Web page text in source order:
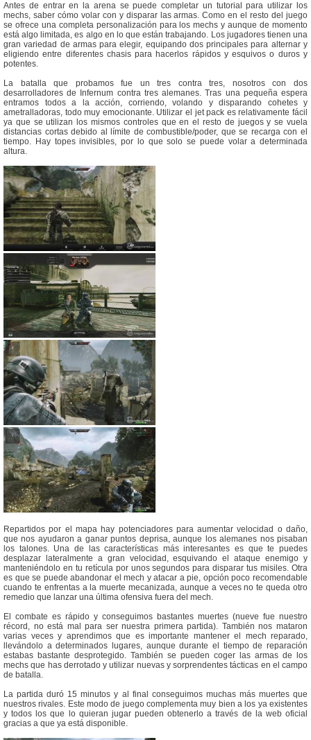
Antes de entrar en la arena se puede completar un tutorial para utilizar los
mechs, saber cómo volar con y disparar las armas. Como en el resto del juego
se ofrece una completa personalización para los mechs y aunque de momento
está algo limitada, es algo en lo que están trabajando. Los jugadores tienen una
gran variedad de armas para elegir, equipando dos principales para alternar y
eligiendo entre diferentes chasis para hacerlos rápidos y esquivos o duros y
potentes.
La batalla que probamos fue un tres contra tres, nosotros con dos
desarrolladores de Infernum contra tres alemanes. Tras una pequeña espera
entramos todos a la acción, corriendo, volando y disparando cohetes y
ametralladoras, todo muy emocionante. Utilizar el jet pack es relativamente fácil
ya que se utilizan los mismos controles que en el resto de juegos y se vuela
distancias cortas debido al límite de combustible/poder, que se recarga con el
tiempo. Hay topes invisibles, por lo que solo se puede volar a determinada
altura.
Repartidos por el mapa hay potenciadores para aumentar velocidad o daño,
que nos ayudaron a ganar puntos deprisa, aunque los alemanes nos pisaban
los talones. Una de las características más interesantes es que te puedes
desplazar lateralmente a gran velocidad, esquivando el ataque enemigo y
manteniéndolo en tu retícula por unos segundos para disparar tus misiles. Otra
es que se puede abandonar el mech y atacar a pie, opción poco recomendable
cuando te enfrentas a la muerte mecanizada, aunque a veces no te queda otro
remedio que lanzar una última ofensiva fuera del mech.
El combate es rápido y conseguimos bastantes muertes (nueve fue nuestro
récord, no está mal para ser nuestra primera partida). También nos mataron
varias veces y aprendimos que es importante mantener el mech reparado,
llevándolo a determinados lugares, aunque durante el tiempo de reparación
estabas bastante desprotegido. También se pueden coger las armas de los
mechs que has derrotado y utilizar nuevas y sorprendentes tácticas en el campo
de batalla.
La partida duró 15 minutos y al final conseguimos muchas más muertes que
nuestros rivales. Este modo de juego complementa muy bien a los ya existentes
y todos los que lo quieran jugar pueden obtenerlo a través de la web oficial
gracias a que ya está disponible.